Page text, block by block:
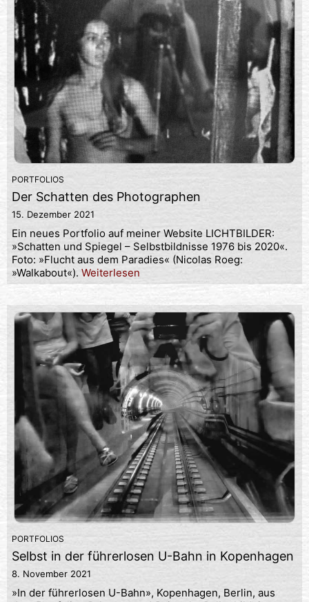
PORTFOLIOS
Der Schatten des Photographen
15. Dezember 2021
Ein neues Portfolio auf meiner Website LICHTBILDER:
»Schatten und Spiegel – Selbstbildnisse 1976 bis 2020«.
Foto: »Flucht aus dem Paradies« (Nicolas Roeg:
»Walkabout«). Weiterlesen
PORTFOLIOS
Selbst in der führerlosen U-Bahn in Kopenhagen
8. November 2021
»In der führerlosen U-Bahn», Kopenhagen, Berlin, aus